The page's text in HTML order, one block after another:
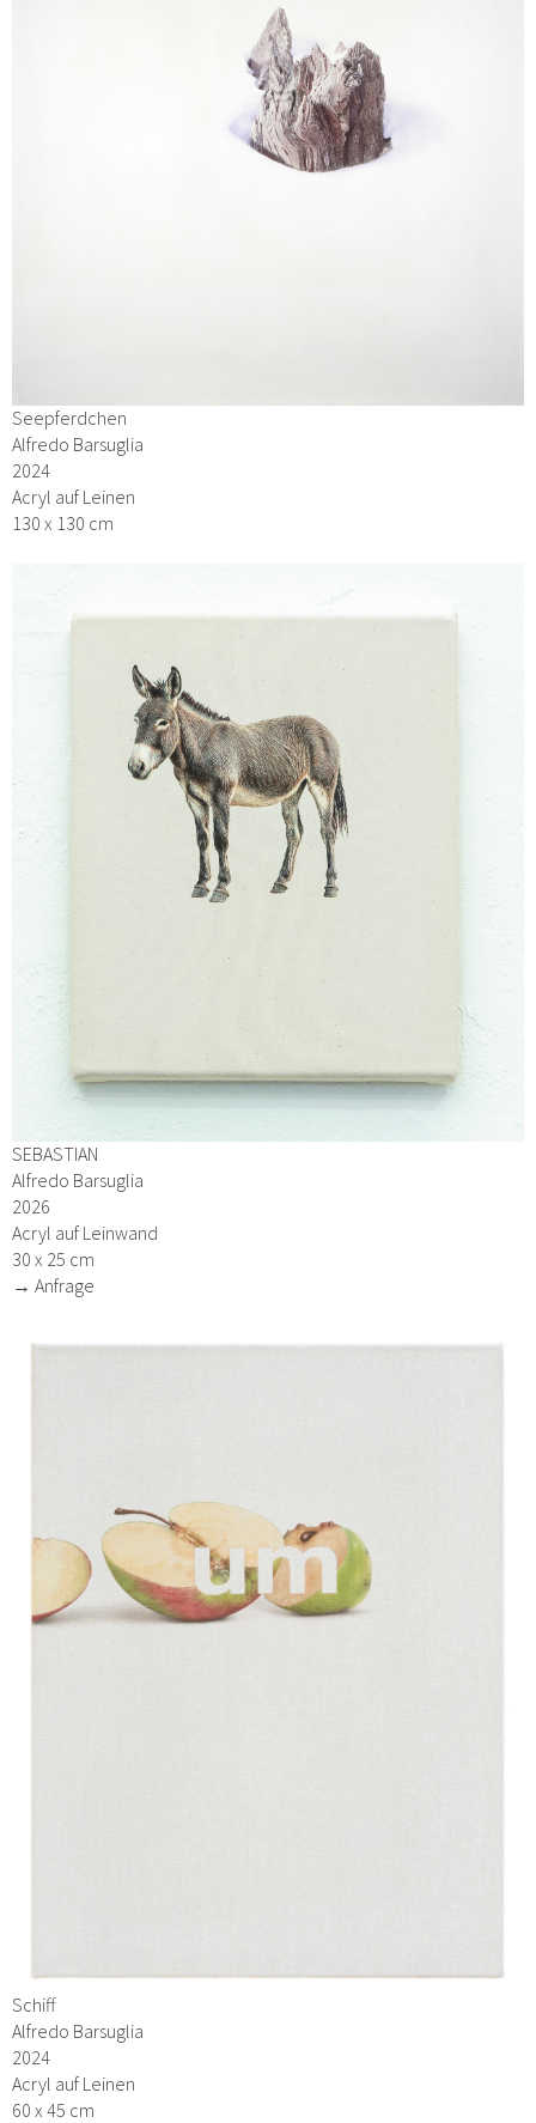
Seepferdchen
Alfredo Barsuglia
2024
Acryl auf Leinen
130 x 130 cm
SEBASTIAN
Alfredo Barsuglia
2026
Acryl auf Leinwand
30 x 25 cm
→ Anfrage
Schiff
Alfredo Barsuglia
2024
Acryl auf Leinen
60 x 45 cm